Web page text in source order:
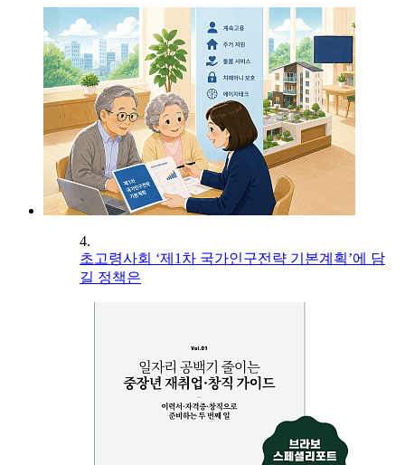
4.
초고령사회 ‘제1차 국가인구전략 기본계획’에 담
길 정책은